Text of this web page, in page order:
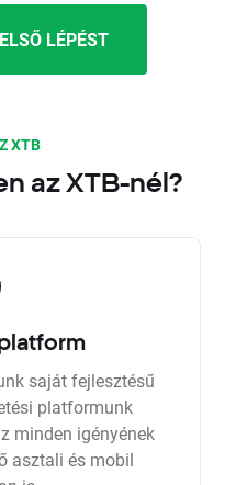
LÉPÉST
XTB
az XTB-nél?
saját fejlesztésű
platformunk
minden igényének
asztali és mobil